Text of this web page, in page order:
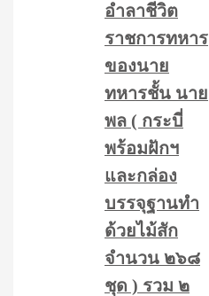
อำลาชีวิต
ราชการทหาร
ของนาย
ทหารชั้น นาย
พล ( กระบี่
พร้อมฝักฯ
และกล่อง
บรรจุฐานทำ
ด้วยไม้สัก
จำนวน ๒๖๘
ชุด ) รวม ๒